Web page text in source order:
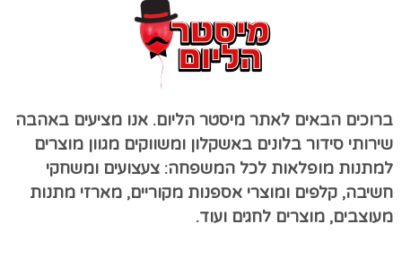
ברוכים הבאים לאתר מיסטר הליום. אנו מציעים באהבה
שירותי סידור בלונים באשקלון ומשווקים מגוון מוצרים
למתנות מופלאות לכל המשפחה: צעצועים ומשחקי
חשיבה, קלפים ומוצרי אספנות מקוריים, מארזי מתנות
מעוצבים, מוצרים לחגים ועוד.